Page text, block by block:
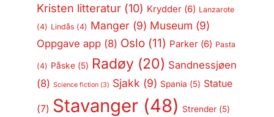
Kristen litteratur(10) Krydder(6) Lanzarote
(4) Lindås (4) Manger(9) Museum (9)
Oppgave app(8) Oslo(11) Parker(6) Pasta
(4) Påske(5) Radøy(20) Sandnessjøen
(8) Science fiction(3) Sjakk (9) Spania (5) Statue
(7) Stavanger(48) Strender(5)